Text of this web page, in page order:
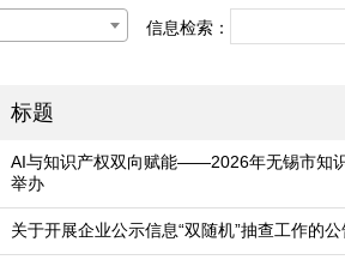
信息检索：
标题
AI与知识产权双向赋能——2026年无锡市知
举办
关于开展企业公示信息“双随机”抽查工作的公